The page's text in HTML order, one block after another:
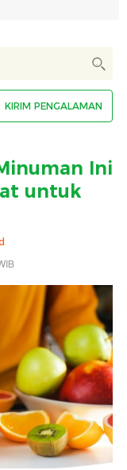
KIRIM PENGALAMAN
Ini
untuk